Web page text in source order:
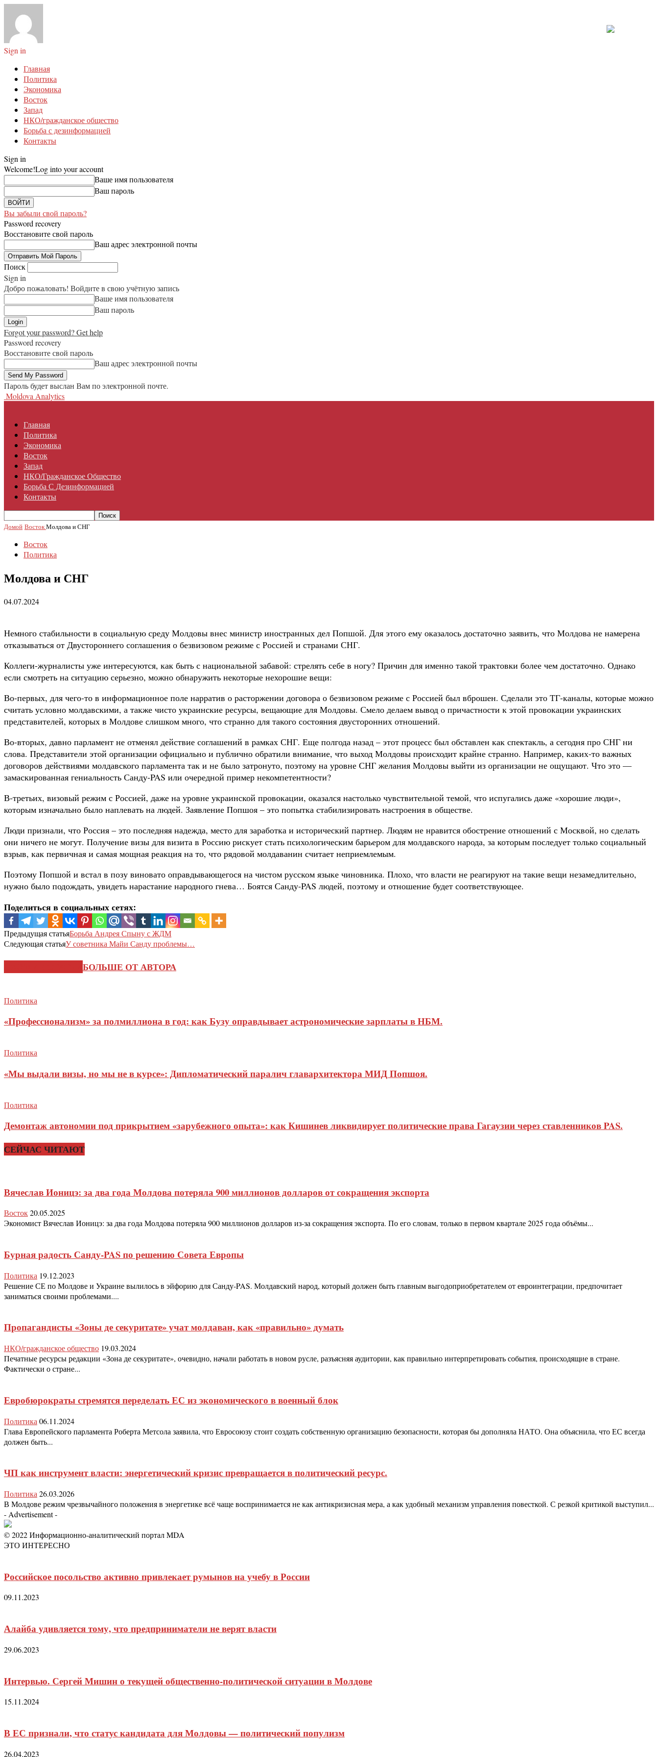
Sign in
Главная
Политика
Экономика
Восток
Запад
НКО/гражданское общество
Борьба с дезинформацией
Контакты
Sign in
Welcome!Log into your account
Ваше имя пользователя
Ваш пароль
Вы забыли свой пароль?
Password recovery
Восстановите свой пароль
Ваш адрес электронной почты
Поиск
Sign in
Добро пожаловать! Войдите в свою учётную запись
Ваше имя пользователя
Ваш пароль
Forgot your password? Get help
Password recovery
Восстановите свой пароль
Ваш адрес электронной почты
Пароль будет выслан Вам по электронной почте.
Moldova Analytics
Главная
Политика
Экономика
Восток
Запад
НКО/гражданское Общество
Борьба С Дезинформацией
Контакты
Домой ВостокМолдова и СНГ
Восток
Политика
Молдова и СНГ
04.07.2024
Немного стабильности в социальную среду Молдовы внес министр иностранных дел Попшой. Для этого ему оказалось достаточно заявить, что Молдова не намерена
отказываться от Двустороннего соглашения о безвизовом режиме с Россией и странами СНГ.
Коллеги-журналисты уже интересуются, как быть с национальной забавой: стрелять себе в ногу? Причин для именно такой трактовки более чем достаточно. Однако
если смотреть на ситуацию серьезно, можно обнаружить некоторые нехорошие вещи:
Во-первых, для чего-то в информационное поле нарратив о расторжении договора о безвизовом режиме с Россией был вброшен. Сделали это ТГ-каналы, которые можно
считать условно молдавскими, а также чисто украинские ресурсы, вещающие для Молдовы. Смело делаем вывод о причастности к этой провокации украинских
представителей, которых в Молдове слишком много, что странно для такого состояния двусторонних отношений.
Во-вторых, давно парламент не отменял действие соглашений в рамках СНГ. Еще полгода назад – этот процесс был обставлен как спектакль, а сегодня про СНГ ни
слова. Представители этой организации официально и публично обратили внимание, что выход Молдовы происходит крайне странно. Например, каких-то важных
договоров действиями молдавского парламента так и не было затронуто, поэтому на уровне СНГ желания Молдовы выйти из организации не ощущают. Что это —
замаскированная гениальность Санду-PAS или очередной пример некомпетентности?
В-третьих, визовый режим с Россией, даже на уровне украинской провокации, оказался настолько чувствительной темой, что испугались даже «хорошие люди»,
которым изначально было наплевать на людей. Заявление Попшоя – это попытка стабилизировать настроения в обществе.
Люди признали, что Россия – это последняя надежда, место для заработка и исторический партнер. Людям не нравится обострение отношений с Москвой, но сделать
они ничего не могут. Получение визы для визита в Россию рискует стать психологическим барьером для молдавского народа, за которым последует только социальный
взрыв, как первичная и самая мощная реакция на то, что рядовой молдаванин считает неприемлемым.
Поэтому Попшой и встал в позу виновато оправдывающегося на чистом русском языке чиновника. Плохо, что власти не реагируют на такие вещи незамедлительно,
нужно было подождать, увидеть нарастание народного гнева… Боятся Санду-PAS людей, поэтому и отношение будет соответствующее.
Поделиться в социальных сетях:
Предыдущая статьяБорьба Андрея Спыну с ЖДМ
Следующая статьяУ советника Майи Санду проблемы…
БОЛЬШЕ ОТ АВТОРА
Политика
«Профессионализм» за полмиллиона в год: как Бузу оправдывает астрономические зарплаты в НБМ.
Политика
«Мы выдали визы, но мы не в курсе»: Дипломатический паралич главархитектора МИД Попшоя.
Политика
Демонтаж автономии под прикрытием «зарубежного опыта»: как Кишинев ликвидирует политические права Гагаузии через ставленников PAS.
СЕЙЧАС ЧИТАЮТ
Вячеслав Ионицэ: за два года Молдова потеряла 900 миллионов долларов от сокращения экспорта
Восток20.05.2025
Экономист Вячеслав Ионицэ: за два года Молдова потеряла 900 миллионов долларов из-за сокращения экспорта. По его словам, только в первом квартале 2025 года объёмы...
Бурная радость Санду-PAS по решению Совета Европы
Политика 19.12.2023
Решение СЕ по Молдове и Украине вылилось в эйфорию для Санду-PAS. Молдавский народ, который должен быть главным выгодоприобретателем от евроинтеграции, предпочитает
заниматься своими проблемами....
Пропагандисты «Зоны де секуритате» учат молдаван, как «правильно» думать
НКО/гражданское общество 19.03.2024
Печатные ресурсы редакции «Зона де секуритате», очевидно, начали работать в новом русле, разъясняя аудитории, как правильно интерпретировать события, происходящие в стране.
Фактически о стране...
Евробюрократы стремятся переделать ЕС из экономического в военный блок
Политика 06.11.2024
Глава Европейского парламента Роберта Метсола заявила, что Евросоюзу стоит создать собственную организацию безопасности, которая бы дополняла НАТО. Она объяснила, что ЕС всегда
должен быть...
ЧП как инструмент власти: энергетический кризис превращается в политический ресурс.
Политика 26.03.2026
В Молдове режим чрезвычайного положения в энергетике всё чаще воспринимается не как антикризисная мера, а как удобный механизм управления повесткой. С резкой критикой выступил...
- Advertisement -
© 2022 Информационно-аналитический портал MDA
ЭТО ИНТЕРЕСНО
Российское посольство активно привлекает румынов на учебу в России
09.11.2023
Алайба удивляется тому, что предприниматели не верят власти
29.06.2023
Интервью. Сергей Мишин о текущей общественно-политической ситуации в Молдове
15.11.2024
В ЕС признали, что статус кандидата для Молдовы — политический популизм
26.04.2023